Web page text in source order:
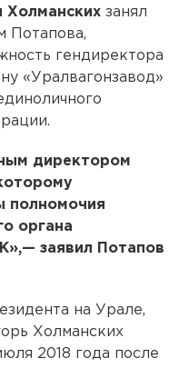
Холманских занял
Потапова,
гендиректора
«Уралвагонзавод»
директором
полномочия
органа
заявил Потапов
на Урале,
Холманских
2018 года после